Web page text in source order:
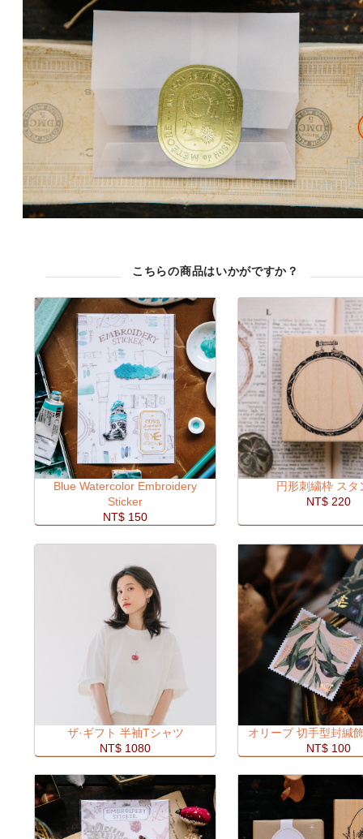
こちらの商品はいかがですか？
Blue Watercolor Embroidery
Sticker
NT$ 150
円形刺繍枠 スタ
NT$ 220
ザ·ギフト 半袖Tシャツ
NT$ 1080
オリーブ 切手型封緘
NT$ 100